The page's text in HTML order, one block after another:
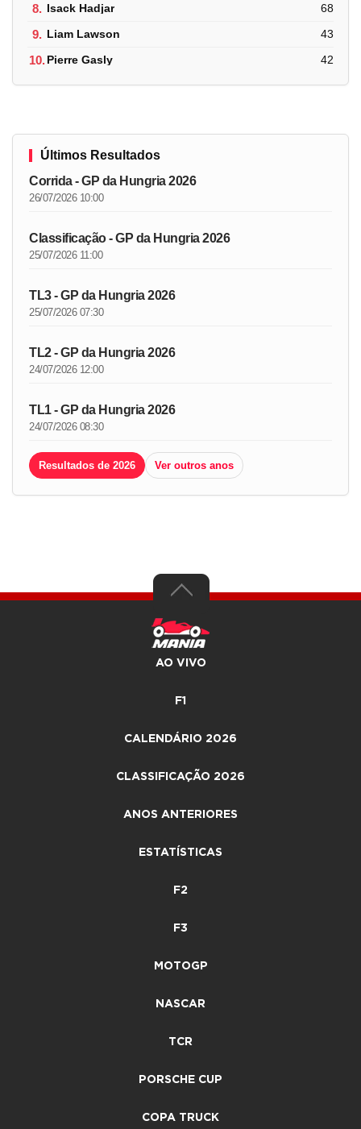
8. Isack Hadjar 68
9. Liam Lawson 43
10.Pierre Gasly 42
Últimos Resultados
Corrida - GP da Hungria 2026
26/07/2026 10:00
Classificação - GP da Hungria 2026
25/07/2026 11:00
TL3 - GP da Hungria 2026
25/07/2026 07:30
TL2 - GP da Hungria 2026
24/07/2026 12:00
TL1 - GP da Hungria 2026
24/07/2026 08:30
Resultados de 2026 Ver outros anos
AO VIVO
F1
CALENDÁRIO 2026
CLASSIFICAÇÃO 2026
ANOS ANTERIORES
ESTATÍSTICAS
F2
F3
MOTOGP
NASCAR
TCR
PORSCHE CUP
COPA TRUCK